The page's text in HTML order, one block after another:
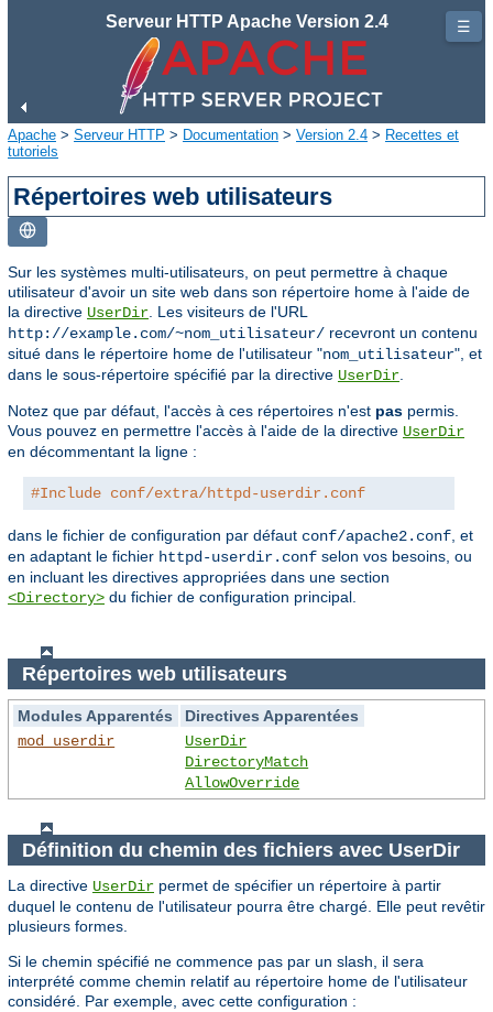
Serveur HTTP Apache Version 2.4
Apache > Serveur HTTP > Documentation > Version 2.4 > Recettes et
tutoriels
Répertoires web utilisateurs
Sur les systèmes multi-utilisateurs, on peut permettre à chaque
utilisateur d'avoir un site web dans son répertoire home à l'aide de
la directive UserDir . Les visiteurs de l'URL
http://example.com/~nom_utilisateur/ recevront un contenu
situé dans le répertoire home de l'utilisateur "nom_utilisateur", et
dans le sous-répertoire spécifié par la directive UserDir
Notez que par défaut, l'accès à ces répertoires n'est pas permis.
Vous pouvez en permettre l'accès à l'aide de la directive UserDir
en décommentant la ligne :
#Include conf/extra/httpd-userdir.conf
dans le fichier de configuration par défaut conf/apache2.conf , et
en adaptant le fichier httpd-userdir.conf selon vos besoins, ou
en incluant les directives appropriées dans une section
<Directory> du fichier de configuration principal.
Répertoires web utilisateurs
Modules Apparentés
Directives Apparentées
mod_userdir
UserDir
DirectoryMatch
AllowOverride
Définition du chemin des fichiers avec UserDir
La directive UserDir permet de spécifier un répertoire à partir
duquel le contenu de l'utilisateur pourra être chargé. Elle peut revêtir
plusieurs formes.
Si le chemin spécifié ne commence pas par un slash, il sera
interprété comme chemin relatif au répertoire home de l'utilisateur
considéré. Par exemple, avec cette configuration :
☰